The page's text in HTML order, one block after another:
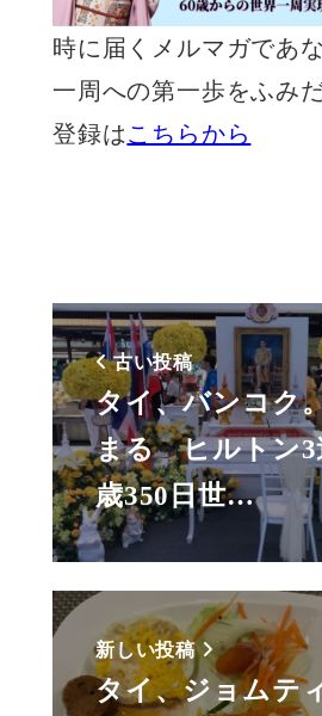
時に届くメルマガであ
一周への第一歩をふみ
登録はこちらから
古い投稿
タイ、バンコク
まる ヒルトン
歳350日世…
新しい投稿
タイ、ジョムテ